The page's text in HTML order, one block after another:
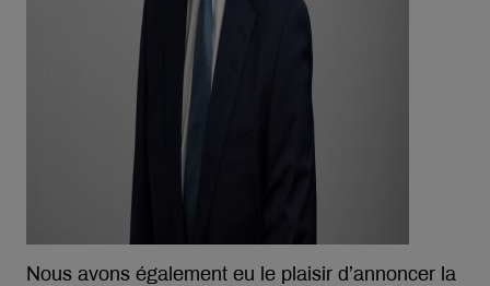
Nous avons également eu le plaisir d’annoncer la